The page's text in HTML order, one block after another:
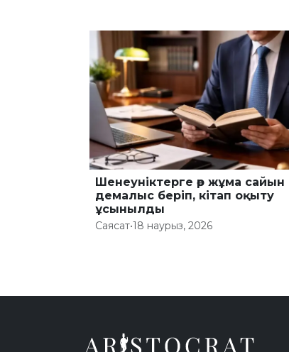
Шенеуніктерге әр жұма сайын
демалыс беріп, кітап оқыту
ұсынылды
Саясат•18 наурыз, 2026